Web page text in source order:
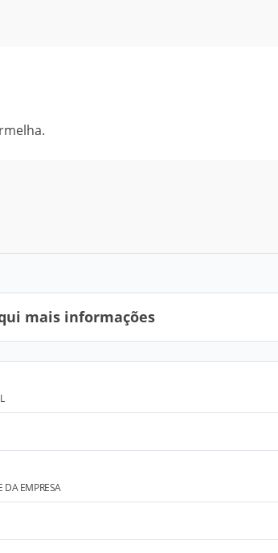
mais informações
DA EMPRESA